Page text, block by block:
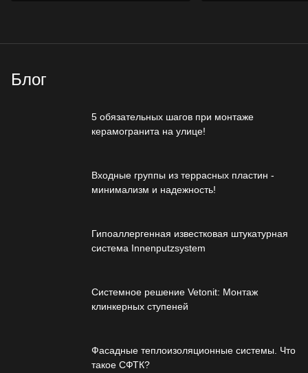
Блог
5 обязательных шагов при монтаже
керамогранита на улице!
Входные группы из террасных пластин -
минимализм и надежность!
Гипоаллергенная известковая штукатурная
система Innenputzsystem
Системное решение Vetonit: Монтаж
клинкерных ступеней
Фасадные теплоизоляционные системы. Что
такое СФТК?